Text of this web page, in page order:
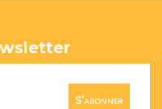
S'abonner